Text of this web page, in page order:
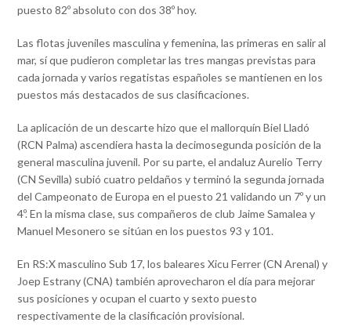
puesto 82º absoluto con dos 38º hoy.
Las flotas juveniles masculina y femenina, las primeras en salir al
mar, sí que pudieron completar las tres mangas previstas para
cada jornada y varios regatistas españoles se mantienen en los
puestos más destacados de sus clasificaciones.
La aplicación de un descarte hizo que el mallorquín Biel Lladó
(RCN Palma) ascendiera hasta la decimosegunda posición de la
general masculina juvenil. Por su parte, el andaluz Aurelio Terry
(CN Sevilla) subió cuatro peldaños y terminó la segunda jornada
del Campeonato de Europa en el puesto 21 validando un 7º y un
4º. En la misma clase, sus compañeros de club Jaime Samalea y
Manuel Mesonero se sitúan en los puestos 93 y 101.
En RS:X masculino Sub 17, los baleares Xicu Ferrer (CN Arenal) y
Joep Estrany (CNA) también aprovecharon el día para mejorar
sus posiciones y ocupan el cuarto y sexto puesto
respectivamente de la clasificación provisional.